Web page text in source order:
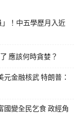
！中五學歷月入近
應該何時貪婪？
金融核武 特朗普：
國變全民乞食 政經角